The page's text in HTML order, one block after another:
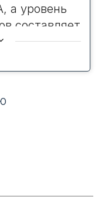
а уровень
составляет
–